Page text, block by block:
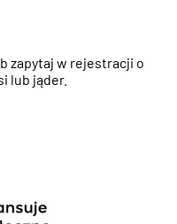
zapytaj w rejestracji o
lub jąder.